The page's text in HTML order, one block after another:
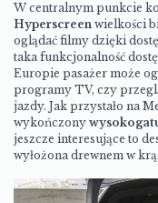
W centralnym punkcie
Hyperscreen wielkości
oglądać filmy dzięki
taka funkcjonalność
Europie pasażer może
programy TV, czy
jazdy. Jak przystało na
wykończony
jeszcze interesujące to
wyłożona drewnem w